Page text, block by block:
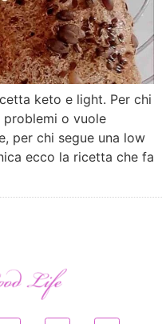
keto e light. Per chi
problemi o vuole
per chi segue una low
ecco la ricetta che fa